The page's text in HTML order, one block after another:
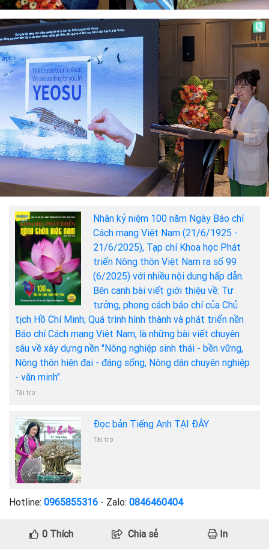
Nhân kỷ niệm 100 năm Ngày Báo chí
Cách mạng Việt Nam (21/6/1925 -
21/6/2025), Tạp chí Khoa học Phát
triển Nông thôn Việt Nam ra số 99
(6/2025) với nhiều nội dung hấp dẫn.
Bên cạnh bài viết giới thiệu về: Tư
tưởng, phong cách báo chí của Chủ
tịch Hồ Chí Minh; Quá trình hình thành và phát triển nền
Báo chí Cách mạng Việt Nam, là những bài viết chuyên
sâu về xây dựng nền "Nông nghiệp sinh thái - bền vững,
Nông thôn hiện đại - đáng sống, Nông dân chuyên nghiệp
- văn minh".
Tài trợ
Đọc bản Tiếng Anh TẠI ĐÂY
Tài trợ
Hotline: 0965855316 - Zalo: 0846460404
0Thích Chia sẻ In